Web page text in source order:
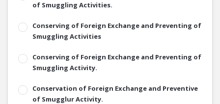
of Smuggling Activities.
Conserving of Foreign Exchange and Preventing of
Smuggling Activities
Conserving of Foreign Exchange and Preventing of
Smuggling Activity.
Conservation of Foreign Exchange and Preventive
of Smugglur Activity.